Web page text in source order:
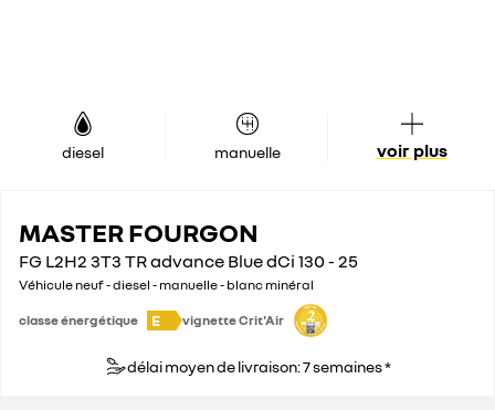
diesel manuelle voir plus
MASTER FOURGON
FG L2H2 3T3 TR advance Blue dCi 130 - 25
Véhicule neuf - diesel - manuelle - blanc minéral
classe énergétique E vignette Crit'Air
délai moyen de livraison: 7 semaines *